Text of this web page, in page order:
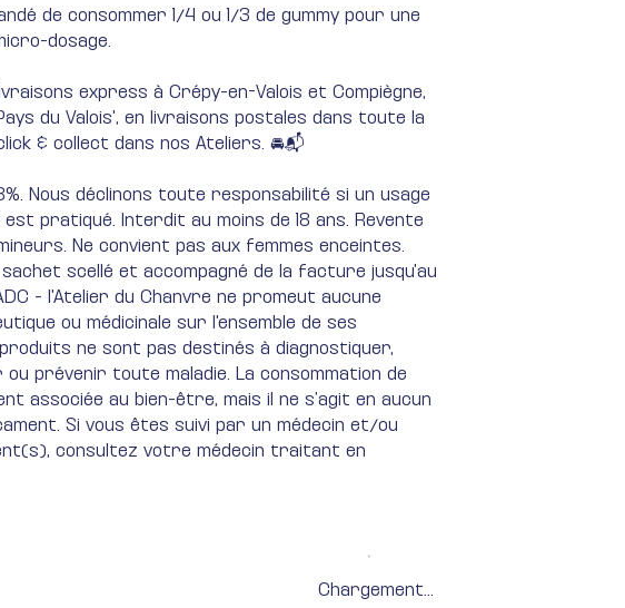
de consommer 1/4 ou 1/3 de gummy pour une
dosage.
express à Crépy-en-Valois et Compiègne,
du Valois', en livraisons postales dans toute la
& collect dans nos Ateliers. 🚘📬
Nous déclinons toute responsabilité si un usage
pratiqué. Interdit au moins de 18 ans. Revente
Ne convient pas aux femmes enceintes.
scellé et accompagné de la facture jusqu'au
- l'Atelier du Chanvre ne promeut aucune
ou médicinale sur l'ensemble de ses
ne sont pas destinés à diagnostiquer,
prévenir toute maladie​. La consommation de
associée au bien-être, mais il ne s’agit en aucun
Si vous êtes suivi par un médecin et/ou
consultez votre médecin traitant en
Chargement...